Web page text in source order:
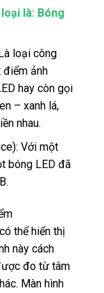
là: Bóng
loại công
điểm ảnh
hay còn gọi
– xanh lá,
nhau.
Với một
bóng LED đã
thể hiển thị
này cách
đo từ tâm
Màn hình